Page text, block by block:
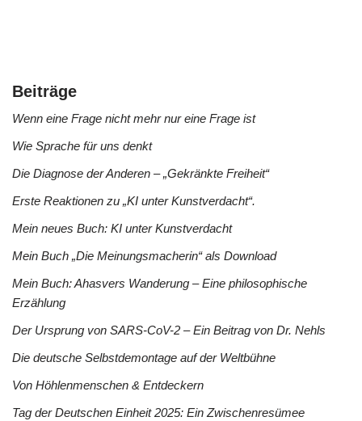
Beiträge
Wenn eine Frage nicht mehr nur eine Frage ist
Wie Sprache für uns denkt
Die Diagnose der Anderen – „Gekränkte Freiheit“
Erste Reaktionen zu „KI unter Kunstverdacht“.
Mein neues Buch: KI unter Kunstverdacht
Mein Buch „Die Meinungsmacherin“ als Download
Mein Buch: Ahasvers Wanderung – Eine philosophische
Erzählung
Der Ursprung von SARS-CoV-2 – Ein Beitrag von Dr. Nehls
Die deutsche Selbstdemontage auf der Weltbühne
Von Höhlenmenschen & Entdeckern
Tag der Deutschen Einheit 2025: Ein Zwischenresümee